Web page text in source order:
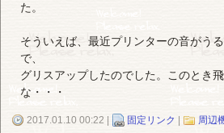
た。
そういえば、最近プリンターの音がう
で、
グリスアップしたのでした。このとき
な・・・
2017.01.10 00:22 | 固定リンク | 周辺